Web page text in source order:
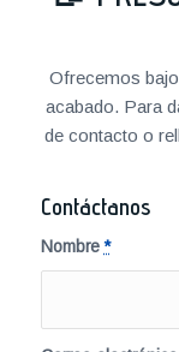
Ofrecemos
acabado. Para
de contacto o
Contáctanos
Nombre*